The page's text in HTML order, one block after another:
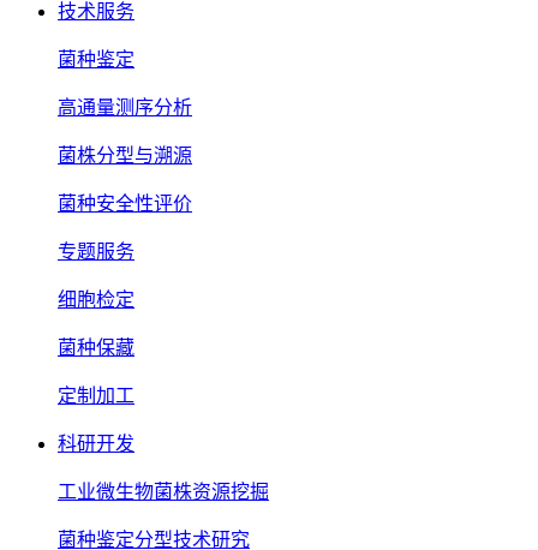
技术服务
菌种鉴定
高通量测序分析
菌株分型与溯源
菌种安全性评价
专题服务
细胞检定
菌种保藏
定制加工
科研开发
工业微生物菌株资源挖掘
菌种鉴定分型技术研究